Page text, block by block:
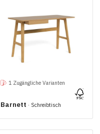
1 Zugängliche Varianten
Barnett · Schreibtisch